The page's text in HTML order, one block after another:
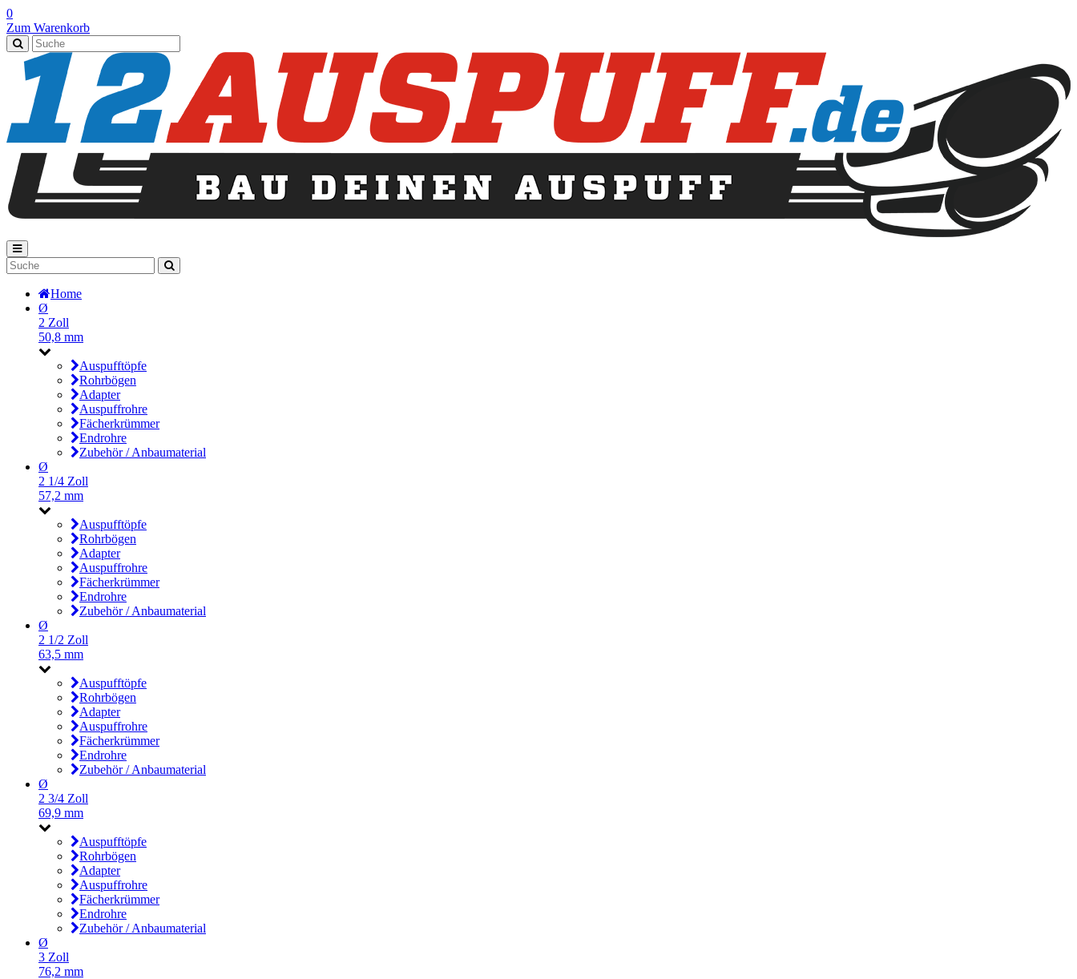
0
Zum Warenkorb
Home
Ø
2 Zoll
50,8 mm
Auspufftöpfe
Rohrbögen
Adapter
Auspuffrohre
Fächerkrümmer
Endrohre
Zubehör / Anbaumaterial
Ø
2 1/4 Zoll
57,2 mm
Auspufftöpfe
Rohrbögen
Adapter
Auspuffrohre
Fächerkrümmer
Endrohre
Zubehör / Anbaumaterial
Ø
2 1/2 Zoll
63,5 mm
Auspufftöpfe
Rohrbögen
Adapter
Auspuffrohre
Fächerkrümmer
Endrohre
Zubehör / Anbaumaterial
Ø
2 3/4 Zoll
69,9 mm
Auspufftöpfe
Rohrbögen
Adapter
Auspuffrohre
Fächerkrümmer
Endrohre
Zubehör / Anbaumaterial
Ø
3 Zoll
76,2 mm